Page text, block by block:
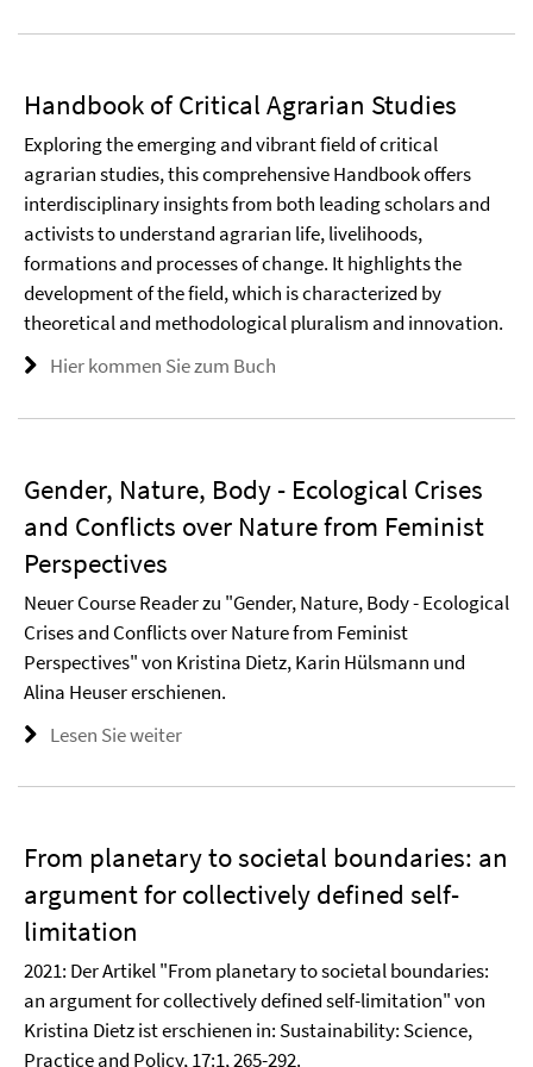
Handbook of Critical Agrarian Studies
Exploring the emerging and vibrant field of critical
agrarian studies, this comprehensive Handbook offers
interdisciplinary insights from both leading scholars and
activists to understand agrarian life, livelihoods,
formations and processes of change. It highlights the
development of the field, which is characterized by
theoretical and methodological pluralism and innovation.
Hier kommen Sie zum Buch
Gender, Nature, Body - Ecological Crises
and Conflicts over Nature from Feminist
Perspectives
Neuer Course Reader zu "Gender, Nature, Body - Ecological
Crises and Conflicts over Nature from Feminist
Perspectives" von Kristina Dietz, Karin Hülsmann und
Alina Heuser erschienen.
Lesen Sie weiter
From planetary to societal boundaries: an
argument for collectively defined self-
limitation
2021: Der Artikel "From planetary to societal boundaries:
an argument for collectively defined self-limitation" von
Kristina Dietz ist erschienen in: Sustainability: Science,
Practice and Policy, 17:1, 265-292.